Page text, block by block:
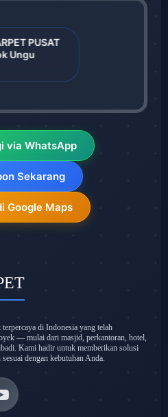
PUSAT
Ungu
via WhatsApp
Sekarang
Google Maps
di Indonesia yang telah
— mulai dari masjid, perkantoran, hotel,
Kami hadir untuk memberikan solusi
dengan kebutuhan Anda.